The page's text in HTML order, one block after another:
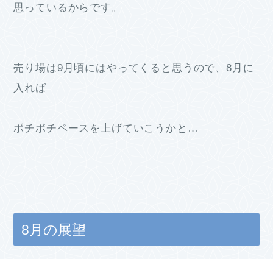
思っているからです。
売り場は9月頃にはやってくると思うので、8月に
入れば
ボチボチペースを上げていこうかと…
8月の展望